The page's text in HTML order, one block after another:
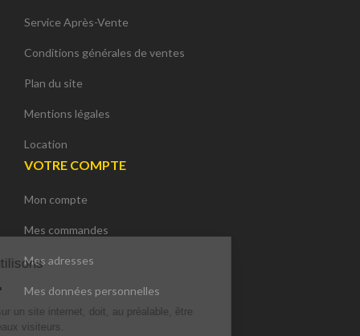
Service Après-Vente
Conditions générales de ventes
Plan du site
Mentions légales
Location
VOTRE COMPTE
Mon compte
Mes commandes
Mes adresses
Mes données personnelles
site, nous utilisons
cookies.
de cookies sur un site internet,
préalable, être déclaré à tous les nouveaux visiteurs.